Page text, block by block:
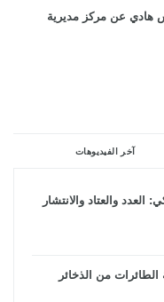
الرئيس هادي عن مركز مديرية
آخر الفيديوهات
والعتاد والانتشار
من الذخائر